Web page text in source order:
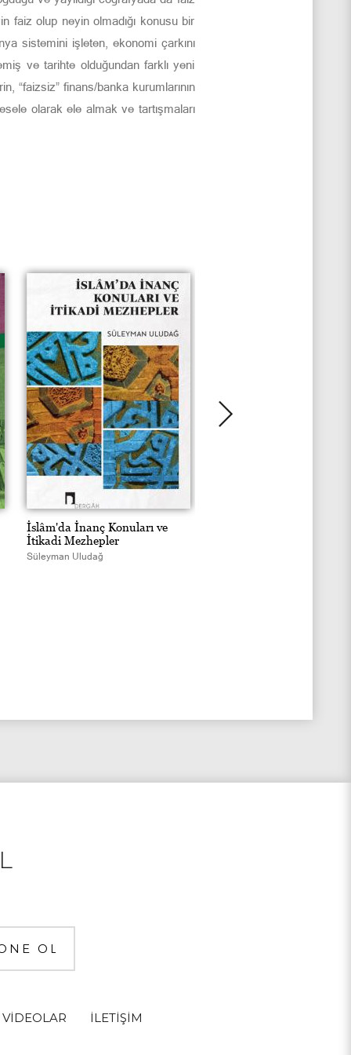
faiz olup neyin olmadığı konusu bir
sistemini işleten, ekonomi çarkını
ve tarihte olduğundan farklı yeni
“faizsiz” finans/banka kurumlarının
olarak ele almak ve tartışmaları
İslâm'da İnanç Konuları ve
İtikadi Mezhepler
Süleyman Uludağ
VİDEOLAR İLETİŞİM